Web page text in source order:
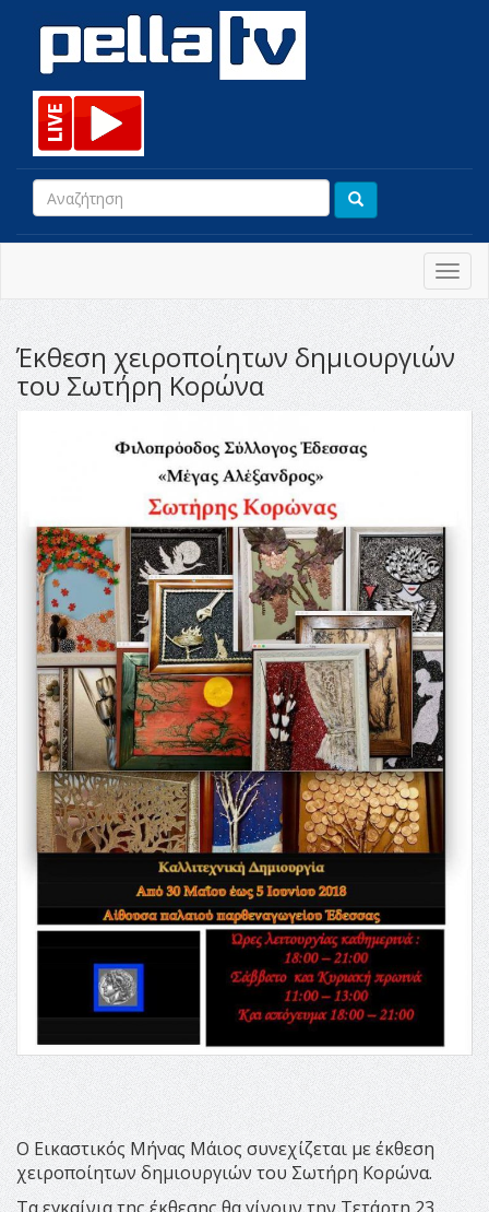
Έκθεση χειροποίητων δημιουργιών
του Σωτήρη Κορώνα
Ο Εικαστικός Μήνας Μάιος συνεχίζεται με έκθεση
χειροποίητων δημιουργιών του Σωτήρη Κορώνα.